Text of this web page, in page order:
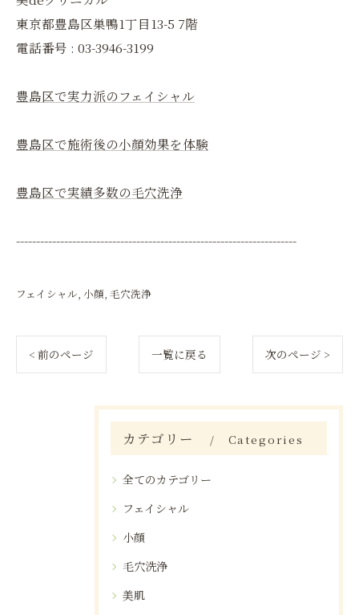
東京都豊島区巣鴨1丁目13-5 7階
電話番号 : 03-3946-3199
豊島区で実力派のフェイシャル
豊島区で施術後の小顔効果を体験
豊島区で実績多数の毛穴洗浄
----------------------------------------------------------------------
フェイシャル 小顔 毛穴洗浄
< 前のページ 一覧に戻る 次のページ >
カテゴリー Categories
全てのカテゴリー
フェイシャル
小顔
毛穴洗浄
美肌